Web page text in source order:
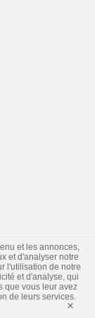
et les annonces,
et d'analyser notre
l'utilisation de notre
et d'analyse, qui
que vous leur avez
de leurs services.
×